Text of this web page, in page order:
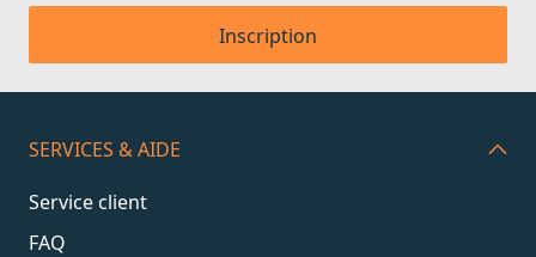
Inscription
SERVICES & AIDE
Service client
FAQ